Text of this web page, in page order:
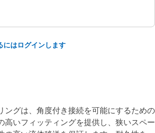
にはログインします
ングは、角度付き接続を可能にするための
高いフィッティングを提供し、狭いスペー